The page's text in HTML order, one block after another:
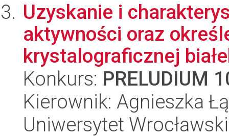
Uzyskanie i
aktywności oraz
krystalograficznej
Konkurs: PRELUDIUM
Kierownik: Agnieszka
Uniwersytet